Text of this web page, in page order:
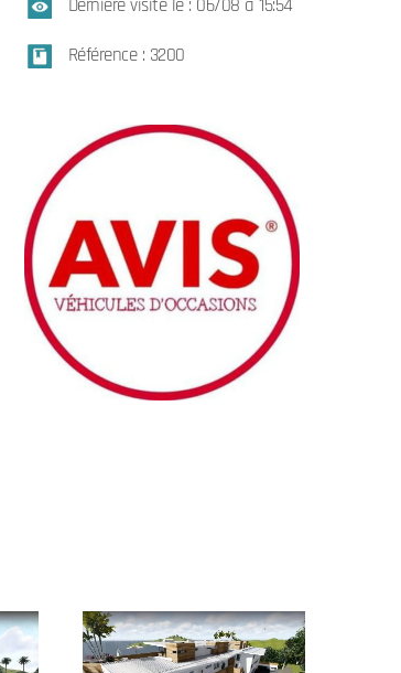
Dernière visite le : 06/08 à 15:54
Référence : 3200